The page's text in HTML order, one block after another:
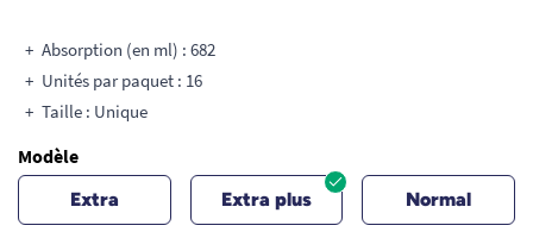
Absorption (en ml) : 682
Unités par paquet : 16
Taille : Unique
Modèle
Extra Extra plus Normal